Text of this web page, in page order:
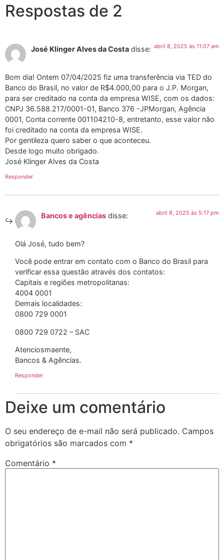
Respostas de 2
José Klinger Alves da Costa disse: abril 8, 2025 às 11:07 am
Bom dia! Ontem 07/04/2025 fiz uma transferência via TED do
Banco do Brasil, no valor de R$4.000,00 para o J.P. Morgan,
para ser creditado na conta da empresa WISE, com os dados:
CNPJ 36.588.217/0001-01, Banco 376 -JPMorgan, Agência
0001, Conta corrente 001104210-8, entretanto, esse valor não
foi creditado na conta da empresa WISE.
Por gentileza quero saber o que aconteceu.
Desde logo muito obrigado.
José Klinger Alves da Costa
Responder
Bancos e agências disse: abril 8, 2025 às 5:17 pm
Olá José, tudo bem?
Você pode entrar em contato com o Banco do Brasil para
verificar essa questão através dos contatos:
Capitais e regiões metropolitanas:
4004 0001
Demais localidades:
0800 729 0001
0800 729 0722 – SAC
Atenciosmaente,
Bancos & Agências.
Responder
Deixe um comentário
O seu endereço de e-mail não será publicado. Campos
obrigatórios são marcados com *
Comentário *